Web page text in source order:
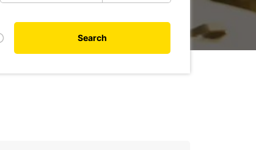
Search